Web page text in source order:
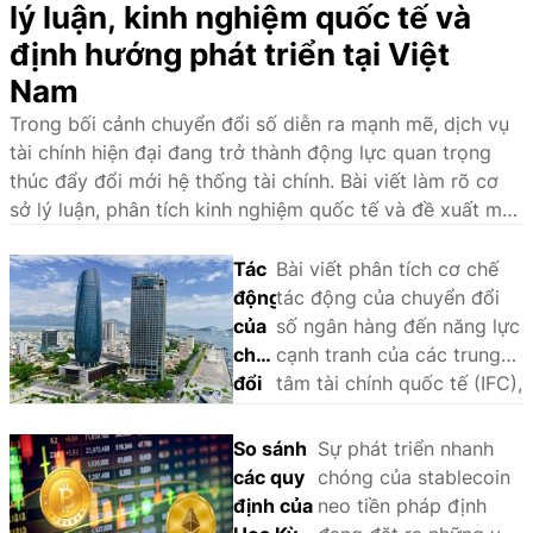
lý luận, kinh nghiệm quốc tế và
định hướng phát triển tại Việt
Nam
Trong bối cảnh chuyển đổi số diễn ra mạnh mẽ, dịch vụ
tài chính hiện đại đang trở thành động lực quan trọng
thúc đẩy đổi mới hệ thống tài chính. Bài viết làm rõ cơ
sở lý luận, phân tích kinh nghiệm quốc tế và đề xuất một
chính hiện đại tại Việt Nam.
Tác
động
của
chuyển
đổi
ngân
hàng
đến
năng
Bài viết phân tích cơ chế
tác động của chuyển đổi
số ngân hàng đến năng lực
cạnh tranh của các trung
tâm tài chính quốc tế (IFC),
phân tích so sánh định tính
(QCA) trên một số trường
hợp tại châu Á - Thái Bình
Dương là Singapore, Hồng
So sánh
các quy
định của
Sự phát triển nhanh
chóng của stablecoin
neo tiền pháp định